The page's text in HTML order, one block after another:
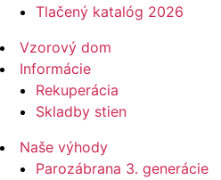
Tlačený katalóg 2026
Vzorový dom
Informácie
Rekuperácia
Skladby stien
Naše výhody
Parozábrana 3. generácie